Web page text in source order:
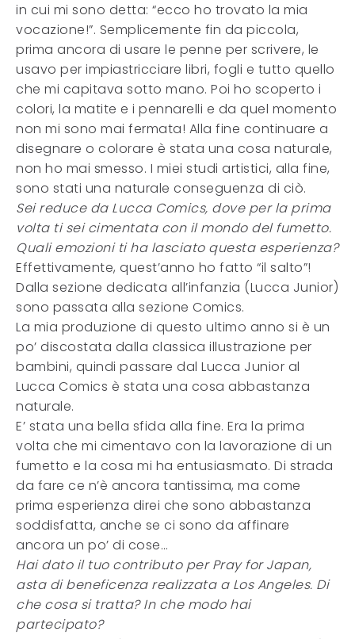
in cui mi sono detta: “ecco ho trovato la mia
vocazione!”. Semplicemente fin da piccola,
prima ancora di usare le penne per scrivere, le
usavo per impiastricciare libri, fogli e tutto quello
che mi capitava sotto mano. Poi ho scoperto i
colori, la matite e i pennarelli e da quel momento
non mi sono mai fermata! Alla fine continuare a
disegnare o colorare è stata una cosa naturale,
non ho mai smesso. I miei studi artistici, alla fine,
sono stati una naturale conseguenza di ciò.
Sei reduce da Lucca Comics, dove per la prima
volta ti sei cimentata con il mondo del fumetto.
Quali emozioni ti ha lasciato questa esperienza?
Effettivamente, quest’anno ho fatto “il salto”!
Dalla sezione dedicata all’infanzia (Lucca Junior)
sono passata alla sezione Comics.
La mia produzione di questo ultimo anno si è un
po’ discostata dalla classica illustrazione per
bambini, quindi passare dal Lucca Junior al
Lucca Comics è stata una cosa abbastanza
naturale.
E’ stata una bella sfida alla fine. Era la prima
volta che mi cimentavo con la lavorazione di un
fumetto e la cosa mi ha entusiasmato. Di strada
da fare ce n’è ancora tantissima, ma come
prima esperienza direi che sono abbastanza
soddisfatta, anche se ci sono da affinare
ancora un po’ di cose…
Hai dato il tuo contributo per Pray for Japan,
asta di beneficenza realizzata a Los Angeles. Di
che cosa si tratta? In che modo hai
partecipato?